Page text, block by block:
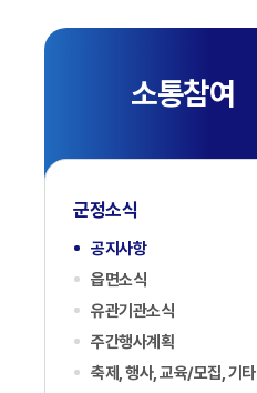
소통참여
군정소식
공지사항
읍면소식
유관기관소식
주간행사계획
축제, 행사, 교육/모집, 기타